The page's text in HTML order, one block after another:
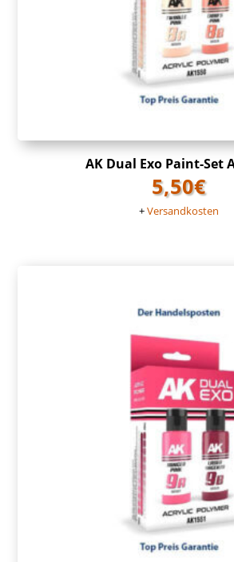
AK Dual Exo Paint-Set
5,50€
+Versandkosten